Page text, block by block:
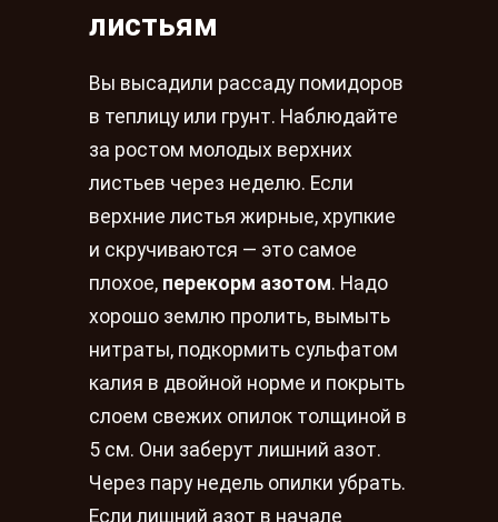
листьям
Вы высадили рассаду помидоров
в теплицу или грунт. Наблюдайте
за ростом молодых верхних
листьев через неделю. Если
верхние листья жирные, хрупкие
и скручиваются — это самое
плохое, перекорм азотом. Надо
хорошо землю пролить, вымыть
нитраты, подкормить сульфатом
калия в двойной норме и покрыть
слоем свежих опилок толщиной в
5 см. Они заберут лишний азот.
Через пару недель опилки убрать.
Если лишний азот в начале